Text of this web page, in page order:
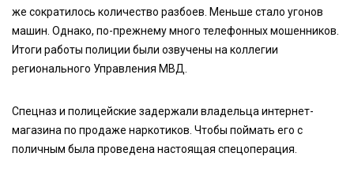
же сократилось количество разбоев. Меньше стало угонов
машин. Однако, по-прежнему много телефонных мошенников.
Итоги работы полиции были озвучены на коллегии
регионального Управления МВД.
Спецназ и полицейские задержали владельца интернет-
магазина по продаже наркотиков. Чтобы поймать его с
поличным была проведена настоящая спецоперация.